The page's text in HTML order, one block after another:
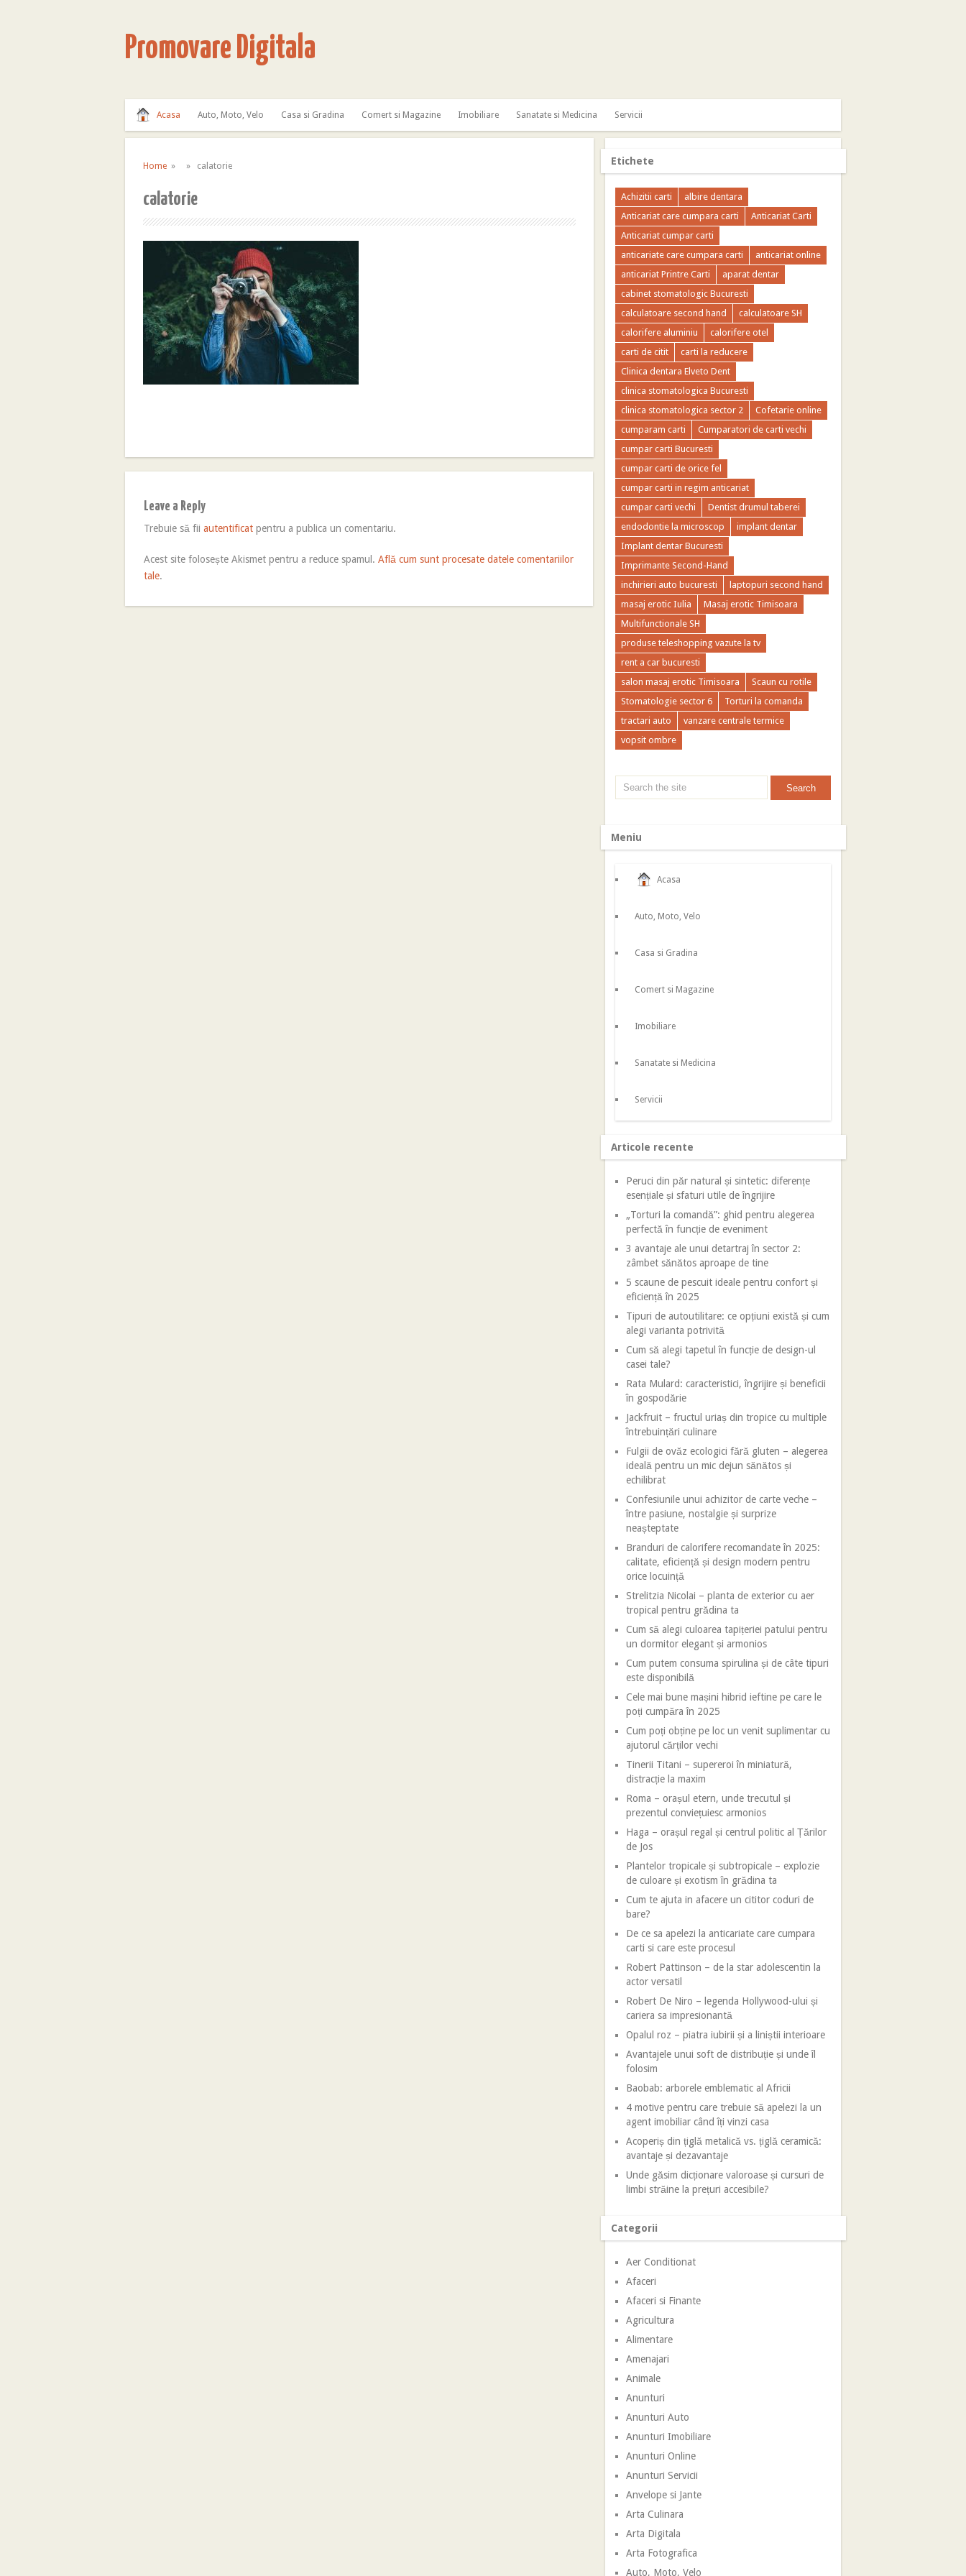
Promovare Digitala
Acasa Auto, Moto, Velo Casa si Gradina Comert si Magazine Imobiliare Sanatate si Medicina Servicii
Home » » calatorie
calatorie
Leave a Reply
Trebuie să fiiautentificat pentru a publica un comentariu.
Acest site folosește Akismet pentru a reduce spamul.Află cum sunt procesate datele comentariilor
tale.
Etichete
Achizitii carti
albire dentara
Anticariat care cumpara carti
Anticariat Carti
Anticariat cumpar carti
anticariate care cumpara carti
anticariat online
anticariat Printre Carti
aparat dentar
cabinet stomatologic Bucuresti
calculatoare second hand
calculatoare SH
calorifere aluminiu
calorifere otel
carti de citit
carti la reducere
Clinica dentara Elveto Dent
clinica stomatologica Bucuresti
clinica stomatologica sector 2
Cofetarie online
cumparam carti
Cumparatori de carti vechi
cumpar carti Bucuresti
cumpar carti de orice fel
cumpar carti in regim anticariat
cumpar carti vechi
Dentist drumul taberei
endodontie la microscop
implant dentar
Implant dentar Bucuresti
Imprimante Second-Hand
inchirieri auto bucuresti
laptopuri second hand
masaj erotic Iulia
Masaj erotic Timisoara
Multifunctionale SH
produse teleshopping vazute la tv
rent a car bucuresti
salon masaj erotic Timisoara
Scaun cu rotile
Stomatologie sector 6
Torturi la comanda
tractari auto
vanzare centrale termice
vopsit ombre
Meniu
Acasa
Auto, Moto, Velo
Casa si Gradina
Comert si Magazine
Imobiliare
Sanatate si Medicina
Servicii
Articole recente
Peruci din păr natural și sintetic: diferențe
esențiale și sfaturi utile de îngrijire
„Torturi la comandă”: ghid pentru alegerea
perfectă în funcție de eveniment
3 avantaje ale unui detartraj în sector 2:
zâmbet sănătos aproape de tine
5 scaune de pescuit ideale pentru confort și
eficiență în 2025
Tipuri de autoutilitare: ce opțiuni există și cum
alegi varianta potrivită
Cum să alegi tapetul în funcție de design-ul
casei tale?
Rata Mulard: caracteristici, îngrijire și beneficii
în gospodărie
Jackfruit – fructul uriaș din tropice cu multiple
întrebuințări culinare
Fulgii de ovăz ecologici fără gluten – alegerea
ideală pentru un mic dejun sănătos și
echilibrat
Confesiunile unui achizitor de carte veche –
între pasiune, nostalgie și surprize
neașteptate
Branduri de calorifere recomandate în 2025:
calitate, eficiență și design modern pentru
orice locuință
Strelitzia Nicolai – planta de exterior cu aer
tropical pentru grădina ta
Cum să alegi culoarea tapițeriei patului pentru
un dormitor elegant și armonios
Cum putem consuma spirulina și de câte tipuri
este disponibilă
Cele mai bune mașini hibrid ieftine pe care le
poți cumpăra în 2025
Cum poți obține pe loc un venit suplimentar cu
ajutorul cărților vechi
Tinerii Titani – supereroi în miniatură,
distracție la maxim
Roma – orașul etern, unde trecutul și
prezentul conviețuiesc armonios
Haga – orașul regal și centrul politic al Țărilor
de Jos
Plantelor tropicale și subtropicale – explozie
de culoare și exotism în grădina ta
Cum te ajuta in afacere un cititor coduri de
bare?
De ce sa apelezi la anticariate care cumpara
carti si care este procesul
Robert Pattinson – de la star adolescentin la
actor versatil
Robert De Niro – legenda Hollywood-ului și
cariera sa impresionantă
Opalul roz – piatra iubirii și a liniștii interioare
Avantajele unui soft de distribuție și unde îl
folosim
Baobab: arborele emblematic al Africii
4 motive pentru care trebuie să apelezi la un
agent imobiliar când îți vinzi casa
Acoperiș din țiglă metalică vs. țiglă ceramică:
avantaje și dezavantaje
Unde găsim dicționare valoroase și cursuri de
limbi străine la prețuri accesibile?
Categorii
Aer Conditionat
Afaceri
Afaceri si Finante
Agricultura
Alimentare
Amenajari
Animale
Anunturi
Anunturi Auto
Anunturi Imobiliare
Anunturi Online
Anunturi Servicii
Anvelope si Jante
Arta Culinara
Arta Digitala
Arta Fotografica
Auto, Moto, Velo